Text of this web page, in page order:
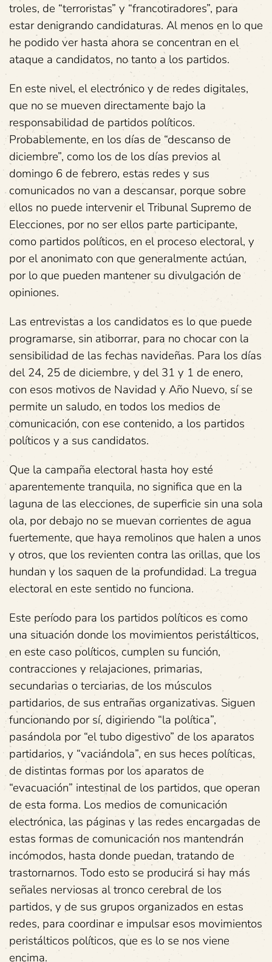
troles, de “terroristas” y “francotiradores”, para
estar denigrando candidaturas. Al menos en lo que
he podido ver hasta ahora se concentran en el
ataque a candidatos, no tanto a los partidos.
En este nivel, el electrónico y de redes digitales,
que no se mueven directamente bajo la
responsabilidad de partidos políticos.
Probablemente, en los días de “descanso de
diciembre”, como los de los días previos al
domingo 6 de febrero, estas redes y sus
comunicados no van a descansar, porque sobre
ellos no puede intervenir el Tribunal Supremo de
Elecciones, por no ser ellos parte participante,
como partidos políticos, en el proceso electoral, y
por el anonimato con que generalmente actúan,
por lo que pueden mantener su divulgación de
opiniones.
Las entrevistas a los candidatos es lo que puede
programarse, sin atiborrar, para no chocar con la
sensibilidad de las fechas navideñas. Para los días
del 24, 25 de diciembre, y del 31 y 1 de enero,
con esos motivos de Navidad y Año Nuevo, sí se
permite un saludo, en todos los medios de
comunicación, con ese contenido, a los partidos
políticos y a sus candidatos.
Que la campaña electoral hasta hoy esté
aparentemente tranquila, no significa que en la
laguna de las elecciones, de superficie sin una sola
ola, por debajo no se muevan corrientes de agua
fuertemente, que haya remolinos que halen a unos
y otros, que los revienten contra las orillas, que los
hundan y los saquen de la profundidad. La tregua
electoral en este sentido no funciona.
Este período para los partidos políticos es como
una situación donde los movimientos peristálticos,
en este caso políticos, cumplen su función,
contracciones y relajaciones, primarias,
secundarias o terciarias, de los músculos
partidarios, de sus entrañas organizativas. Siguen
funcionando por sí, digiriendo “la política”,
pasándola por “el tubo digestivo” de los aparatos
partidarios, y “vaciándola”, en sus heces políticas,
de distintas formas por los aparatos de
“evacuación” intestinal de los partidos, que operan
de esta forma. Los medios de comunicación
electrónica, las páginas y las redes encargadas de
estas formas de comunicación nos mantendrán
incómodos, hasta donde puedan, tratando de
trastornarnos. Todo esto se producirá si hay más
señales nerviosas al tronco cerebral de los
partidos, y de sus grupos organizados en estas
redes, para coordinar e impulsar esos movimientos
peristálticos políticos, que es lo se nos viene
encima.